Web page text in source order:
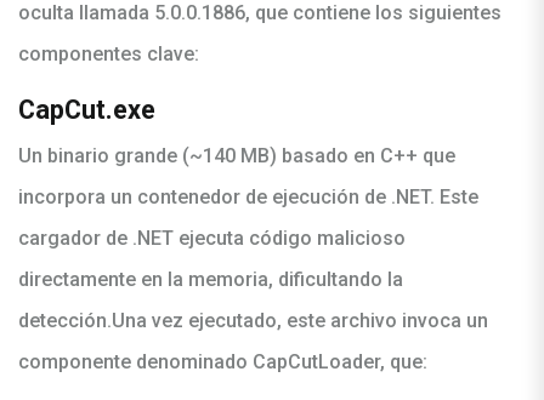
oculta llamada 5.0.0.1886, que contiene los siguientes
componentes clave:
CapCut.exe
Un binario grande (~140 MB) basado en C++ que
incorpora un contenedor de ejecución de .NET. Este
cargador de .NET ejecuta código malicioso
directamente en la memoria, dificultando la
detección.Una vez ejecutado, este archivo invoca un
componente denominado CapCutLoader, que: